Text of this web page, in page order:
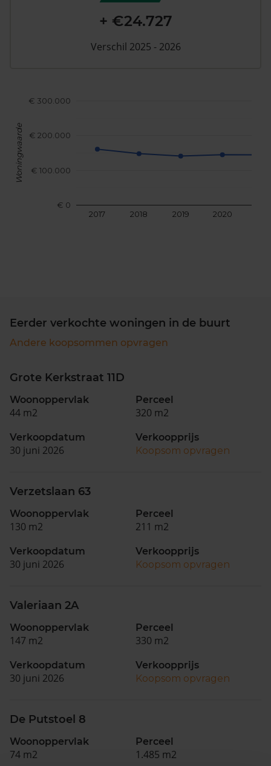
2017 2018 2019 2020
€ 0
€ 100.000
€ 200.000
€ 300.000
Woningwaarde
+ €24.727
Verschil 2025 - 2026
Eerder verkochte woningen in de buurt
Andere koopsommen opvragen
Grote Kerkstraat 11D
Woonoppervlak
44 m2
Perceel
320 m2
Verkoopdatum
30 juni 2026
Verkoopprijs
Koopsom opvragen
Verzetslaan 63
Woonoppervlak
130 m2
Perceel
211 m2
Verkoopdatum
30 juni 2026
Verkoopprijs
Koopsom opvragen
Valeriaan 2A
Woonoppervlak
147 m2
Perceel
330 m2
Verkoopdatum
30 juni 2026
Verkoopprijs
Koopsom opvragen
De Putstoel 8
Woonoppervlak
74 m2
Perceel
1.485 m2